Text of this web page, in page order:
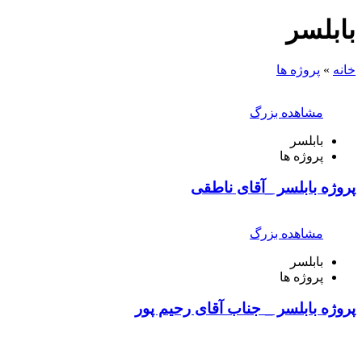
بابلسر
خانه » پروژه ها
مشاهده بزرگ
بابلسر
پروژه ها
پروژه بابلسر _آقای ناطقی
مشاهده بزرگ
بابلسر
پروژه ها
پروژه بابلسر _ جناب آقای رحیم پور